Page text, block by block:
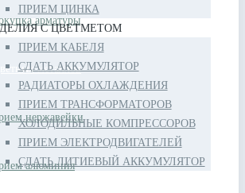
арматуры
металлов
нержавейки
алюминия
ПРИЕМ ЦИНКА
С ЦВЕТМЕТОМ
ПРИЕМ КАБЕЛЯ
СДАТЬ АККУМУЛЯТОР
РАДИАТОРЫ ОХЛАЖДЕНИЯ
ПРИЕМ ТРАНСФОРМАТОРОВ
ХОЛОДИЛЬНЫЕ КОМПРЕССОРОВ
ПРИЕМ ЭЛЕКТРОДВИГАТЕЛЕЙ
СДАТЬ ЛИТИЕВЫЙ АККУМУЛЯТОР